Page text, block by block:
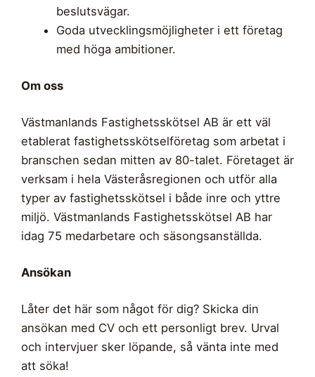
beslutsvägar.
Goda utvecklingsmöjligheter i ett företag
med höga ambitioner.
Om oss
Västmanlands Fastighetsskötsel AB är ett väl
etablerat fastighetsskötselföretag som arbetat i
branschen sedan mitten av 80-talet. Företaget är
verksam i hela Västeråsregionen och utför alla
typer av fastighetsskötsel i både inre och yttre
miljö. Västmanlands Fastighetsskötsel AB har
idag 75 medarbetare och säsongsanställda.
Ansökan
Låter det här som något för dig? Skicka din
ansökan med CV och ett personligt brev. Urval
och intervjuer sker löpande, så vänta inte med
att söka!